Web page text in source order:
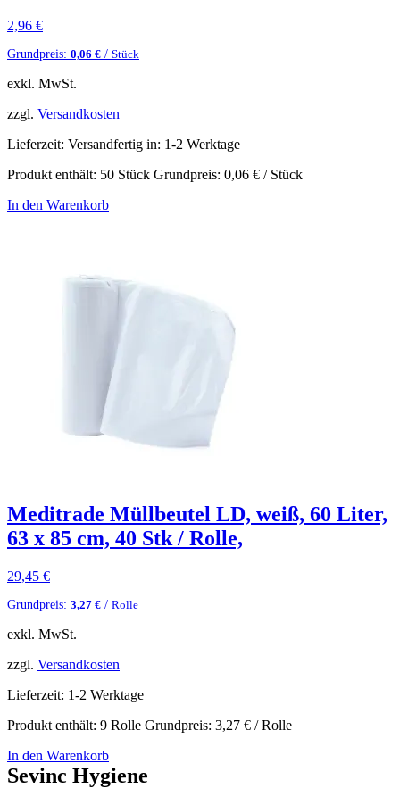
2,96 €
Grundpreis: 0,06 € / Stück
exkl. MwSt.
zzgl. Versandkosten
Lieferzeit: Versandfertig in: 1-2 Werktage
Produkt enthält: 50 Stück Grundpreis: 0,06 € / Stück
In den Warenkorb
Meditrade Müllbeutel LD, weiß, 60 Liter,
63 x 85 cm, 40 Stk / Rolle,
29,45 €
Grundpreis: 3,27 € / Rolle
exkl. MwSt.
zzgl. Versandkosten
Lieferzeit: 1-2 Werktage
Produkt enthält: 9 Rolle Grundpreis: 3,27 € /Rolle
In den Warenkorb
Sevinc Hygiene